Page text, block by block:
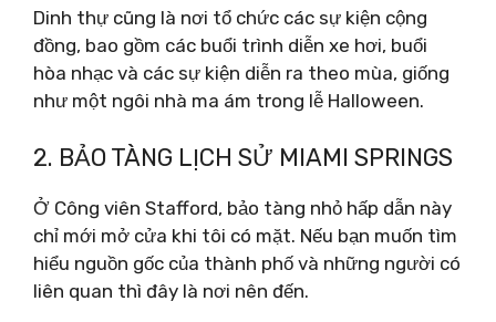
Dinh thự cũng là nơi tổ chức các sự kiện cộng
đồng, bao gồm các buổi trình diễn xe hơi, buổi
hòa nhạc và các sự kiện diễn ra theo mùa, giống
như một ngôi nhà ma ám trong lễ Halloween.
2. BẢO TÀNG LỊCH SỬ MIAMI SPRINGS
Ở Công viên Stafford, bảo tàng nhỏ hấp dẫn này
chỉ mới mở cửa khi tôi có mặt. Nếu bạn muốn tìm
hiểu nguồn gốc của thành phố và những người có
liên quan thì đây là nơi nên đến.